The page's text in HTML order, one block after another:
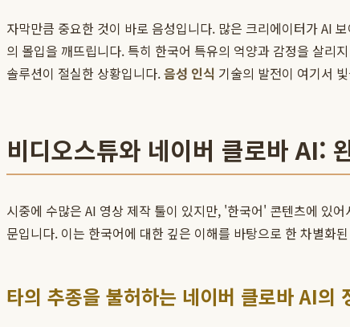
자막만큼 중요한 것이 바로 음성입니다. 많은 크리에이터가 AI
의 몰입을 깨뜨립니다. 특히 한국어 특유의 억양과 감정을 살리
솔루션이 절실한 상황입니다.음성 인식 기술의 발전이 여기서
비디오스튜와 네이버 클로바 AI:
시중에 수많은 AI 영상 제작 툴이 있지만, '한국어' 콘텐츠에 있어
문입니다. 이는 한국어에 대한 깊은 이해를 바탕으로 한 차별화
타의 추종을 불허하는 네이버 클로바 AI의